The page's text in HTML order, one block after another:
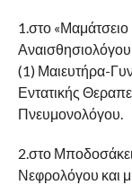
1.στο
(1) Μαιευτήρα-
Εντατικής
Πνευμονολόγου.
2.στο
Νεφρολόγου και